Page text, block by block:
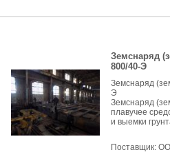
Земснаряд
800/40-Э
Земснаряд
Э
Земснаряд
плавучее
и выемки
Поставщик: